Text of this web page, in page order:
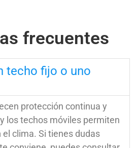
frecuentes
techo fijo o uno
protección continua y
los techos móviles permiten
el clima. Si tienes dudas